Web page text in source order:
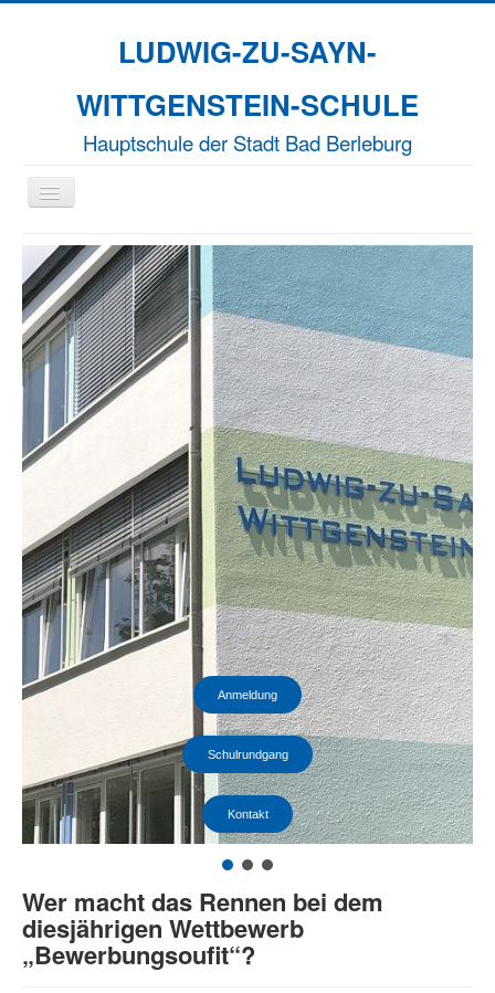
LUDWIG-ZU-SAYN-
WITTGENSTEIN-SCHULE
Hauptschule der Stadt Bad Berleburg
Navigation
an/aus
Aktuelles
Unsere Schule
Naturparkschule
Erasmus+
EFFORT-A
Termine
Anmeldung
Schulrundgang
Kontakt
Wer macht das Rennen bei dem
diesjährigen Wettbewerb
„Bewerbungsoufit“?